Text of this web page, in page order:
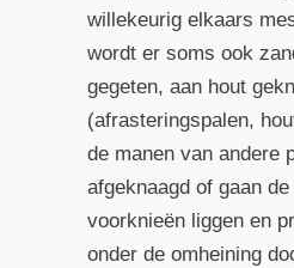
willekeurig elkaars
wordt er soms ook
gegeten, aan hout
(afrasteringspalen,
de manen van andere
afgeknaagd of gaan
voorknieën liggen en
onder de omheining